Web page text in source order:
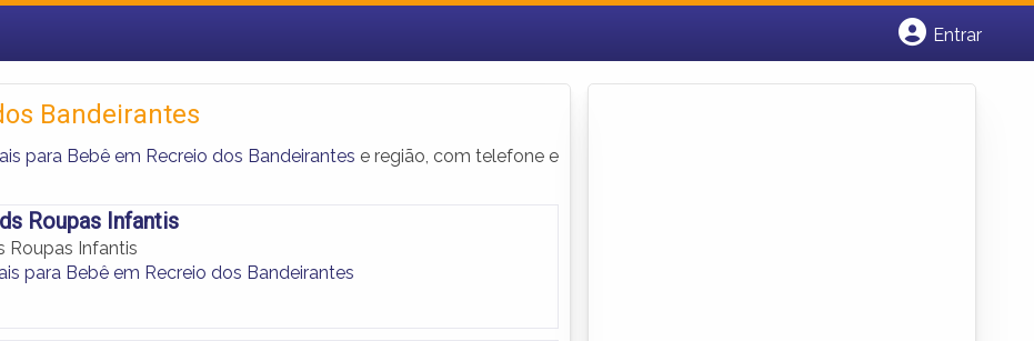
Entrar
Bandeirantes
para Bebê em Recreio dos Bandeirantes e região, com telefone e
Roupas Infantis
Roupas Infantis
para Bebê em Recreio dos Bandeirantes